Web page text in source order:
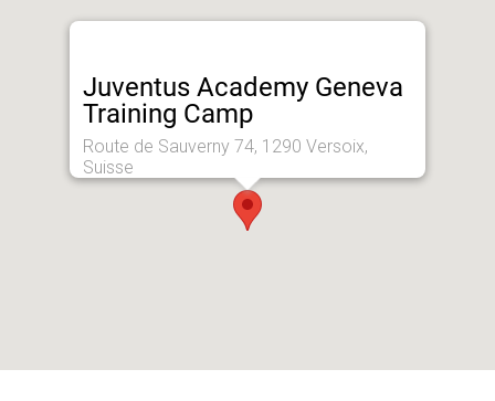
Juventus Academy Geneva
Training Camp
Route de Sauverny 74, 1290 Versoix,
Suisse